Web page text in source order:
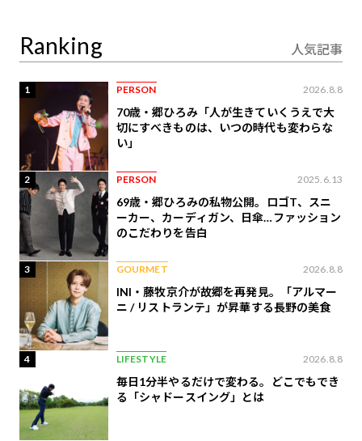
Ranking 人気記事
1 PERSON 2026.8.8
70歳・郷ひろみ「人が生きていくうえで大
切にすべきものは、いつの時代も変わらな
い」
2 PERSON 2025.6.13
69歳・郷ひろみの私物公開。ロゴT、スニ
ーカー、カーディガン、日傘…ファッション
のこだわりを告白
3 GOURMET 2026.8.8
INI・藤牧京介が故郷を再発見。「アルマー
ニ / リストランテ」が昇華する長野の美食
4 LIFESTYLE 2026.8.8
毎日1分半やるだけで変わる。どこでもでき
る「シャドースイング」とは